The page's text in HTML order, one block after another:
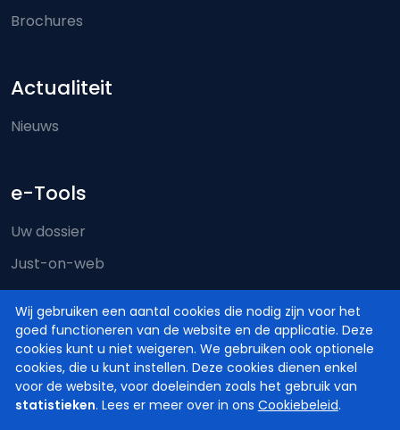
Wij gebruiken een aantal cookies die nodig zijn voor het
goed functioneren van de website en de applicatie. Deze
cookies kunt u niet weigeren. We gebruiken ook optionele
cookies, die u kunt instellen. Deze cookies dienen enkel
voor de website, voor doeleinden zoals het gebruik van
statistieken. Lees er meer over in ons Cookiebeleid.
Brochures
Actualiteit
Nieuws
e-Tools
Uw dossier
Just-on-web
e-Deposit
Territoriale bevoegdheid